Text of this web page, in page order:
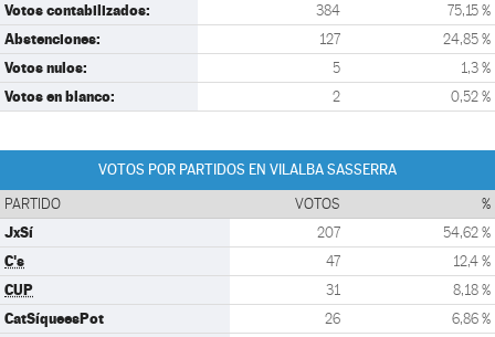
Votos contabilizados: 384 75,15 %
Abstenciones: 127 24,85 %
Votos nulos: 5 1,3 %
Votos en blanco: 2 0,52 %
VOTOS POR PARTIDOS EN VILALBA SASSERRA
PARTIDO VOTOS %
JxSí 207 54,62 %
C's 47 12,4 %
CUP 31 8,18 %
CatSíqueesPot 26 6,86 %